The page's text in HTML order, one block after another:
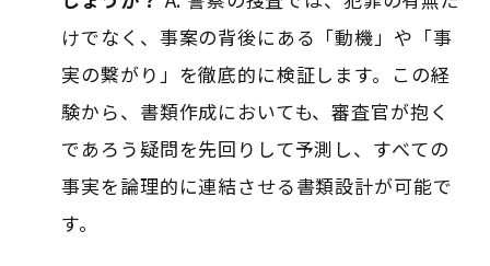
けでなく、事案の背後にある「動機」や「事
実の繋がり」を徹底的に検証します。この経
験から、書類作成においても、審査官が抱く
であろう疑問を先回りして予測し、すべての
事実を論理的に連結させる書類設計が可能で
す。